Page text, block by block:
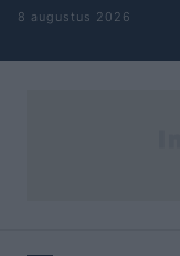
Naar inhoud springen
8 augustus 2026